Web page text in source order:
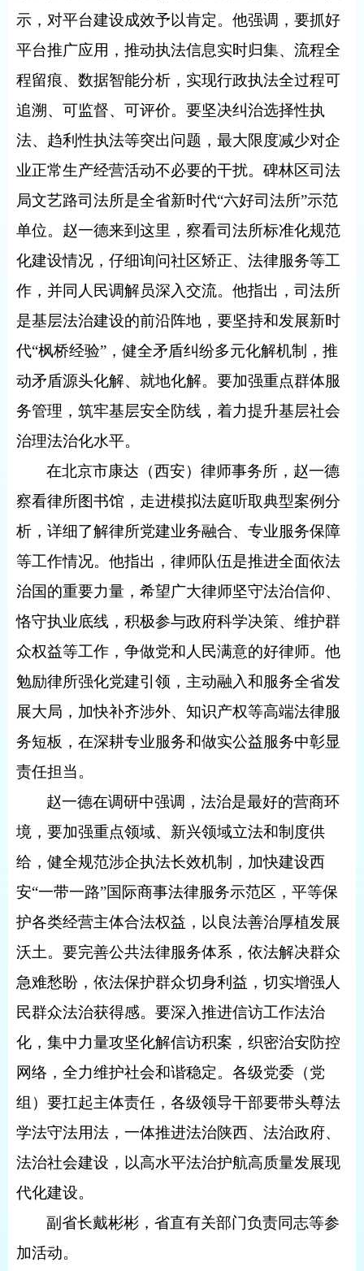
示，对平台建设成效予以肯定。他强调，要抓好
平台推广应用，推动执法信息实时归集、流程全
程留痕、数据智能分析，实现行政执法全过程可
追溯、可监督、可评价。要坚决纠治选择性执
法、趋利性执法等突出问题，最大限度减少对企
业正常生产经营活动不必要的干扰。碑林区司法
局文艺路司法所是全省新时代“六好司法所”示范
单位。赵一德来到这里，察看司法所标准化规范
化建设情况，仔细询问社区矫正、法律服务等工
作，并同人民调解员深入交流。他指出，司法所
是基层法治建设的前沿阵地，要坚持和发展新时
代“枫桥经验”，健全矛盾纠纷多元化解机制，推
动矛盾源头化解、就地化解。要加强重点群体服
务管理，筑牢基层安全防线，着力提升基层社会
治理法治化水平。
在北京市康达（西安）律师事务所，赵一德
察看律所图书馆，走进模拟法庭听取典型案例分
析，详细了解律所党建业务融合、专业服务保障
等工作情况。他指出，律师队伍是推进全面依法
治国的重要力量，希望广大律师坚守法治信仰、
恪守执业底线，积极参与政府科学决策、维护群
众权益等工作，争做党和人民满意的好律师。他
勉励律所强化党建引领，主动融入和服务全省发
展大局，加快补齐涉外、知识产权等高端法律服
务短板，在深耕专业服务和做实公益服务中彰显
责任担当。
赵一德在调研中强调，法治是最好的营商环
境，要加强重点领域、新兴领域立法和制度供
给，健全规范涉企执法长效机制，加快建设西
安“一带一路”国际商事法律服务示范区，平等保
护各类经营主体合法权益，以良法善治厚植发展
沃土。要完善公共法律服务体系，依法解决群众
急难愁盼，依法保护群众切身利益，切实增强人
民群众法治获得感。要深入推进信访工作法治
化，集中力量攻坚化解信访积案，织密治安防控
网络，全力维护社会和谐稳定。各级党委（党
组）要扛起主体责任，各级领导干部要带头尊法
学法守法用法，一体推进法治陕西、法治政府、
法治社会建设，以高水平法治护航高质量发展现
代化建设。
副省长戴彬彬，省直有关部门负责同志等参
加活动。